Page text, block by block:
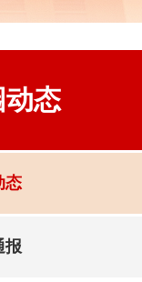
态
态
报